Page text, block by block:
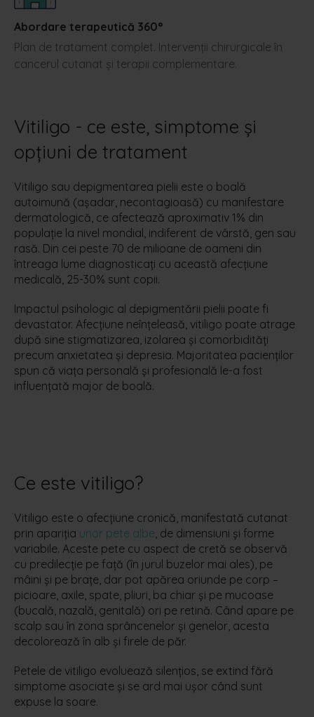
Abordare terapeutică 360°
Plan de tratament complet. Intervenții chirurgicale în
cancerul cutanat și terapii complementare.
Vitiligo - ce este, simptome şi
opțiuni de tratament
Vitiligo sau depigmentarea pielii este o boală
autoimună (așadar, necontagioasă) cu manifestare
dermatologică, ce afectează aproximativ 1% din
populație la nivel mondial, indiferent de vârstă, gen sau
rasă. Din cei peste 70 de milioane de oameni din
întreaga lume diagnosticați cu această afecțiune
medicală, 25-30% sunt copii.
Impactul psihologic al depigmentării pielii poate fi
devastator. Afecțiune neînțeleasă, vitiligo poate atrage
după sine stigmatizarea, izolarea și comorbidități
precum anxietatea și depresia. Majoritatea pacienților
spun că viața personală și profesională le-a fost
influențată major de boală.
Ce este vitiligo?
Vitiligo este o afecțiune cronică, manifestată cutanat
prin apariția unor pete albe, de dimensiuni și forme
variabile. Aceste pete cu aspect de cretă se observă
cu predilecție pe față (în jurul buzelor mai ales), pe
mâini și pe brațe, dar pot apărea oriunde pe corp –
picioare, axile, spate, pliuri, ba chiar și pe mucoase
(bucală, nazală, genitală) ori pe retină. Când apare pe
scalp sau în zona sprâncenelor și genelor, acesta
decolorează în alb și firele de păr.
Petele de vitiligo evoluează silențios, se extind fără
simptome asociate și se ard mai ușor când sunt
expuse la soare.